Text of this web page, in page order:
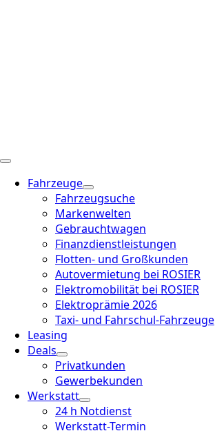
Fahrzeuge
Fahrzeugsuche
Markenwelten
Gebrauchtwagen
Finanzdienstleistungen
Flotten- und Großkunden
Autovermietung bei ROSIER
Elektromobilität bei ROSIER
Elektroprämie 2026
Taxi- und Fahrschul-Fahrzeuge
Leasing
Deals
Privatkunden
Gewerbekunden
Werkstatt
24 h Notdienst
Werkstatt-Termin